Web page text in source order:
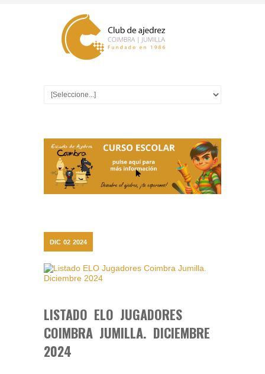
DIC 02 2024
LISTADO ELO JUGADORES
COIMBRA JUMILLA. DICIEMBRE
2024